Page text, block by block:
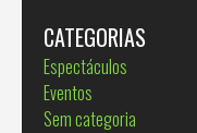
CATEGORIAS
Espectáculos
Eventos
Sem categoria